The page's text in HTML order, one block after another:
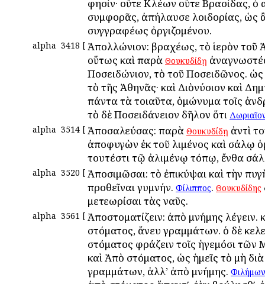
φησίν· οὔτε Κλέων οὕτε Βρασίδας, ὁ
συμφορᾶς, ἀπήλαυσε λοιδορίας, ὡς
συγγραφέως ὀργιζομένου.
alpha 3418 [ Ἀπολλώνιον: βραχέως, τὸ ἱερὸν τοῦ
οὕτως καὶ παρὰ Θουκυδίδῃ
Ποσειδώνιον, τὸ τοῦ Ποσειδῶνος.
τὸ τῆς Ἀθηνᾶς· καὶ Διὸνύσιον καὶ
πάντα τὰ τοιαῦτα, ὁμώνυμα τοῖς
τὸ δὲ Ποσειδάνειον δῆλον ὅτι
alpha 3514 [ Ἀποσαλεύσας: παρὰ Θουκυδίδῃ ἀντὶ
ἀποφυγὼν ἐκ τοῦ λιμένος καὶ σάλῳ
τουτέστι τῷ ἀλιμένῳ τόπῳ, ἔνθα
alpha 3520 [ Ἀποσιμῶσαι: τὸ ἐπικύψαι καὶ τὴν
προθεῖναι γυμνήν. Φίλιππος. Θουκυδίδης
μετεωρίσαι τὰς ναῦς.
alpha 3561 [ Ἀποστοματίζειν: ἀπὸ μνήμης λέγειν.
στόματος, ἄνευ γραμμάτων. ὁ δὲ
στόματος φράζειν τοῖς ἡγεμόσι
καὶ Ἀπὸ στόματος, ὡς ἡμεῖς τὸ μὴ διὰ
γραμμάτων, ἀλλ’ ἀπὸ μνήμης. Φιλήμων